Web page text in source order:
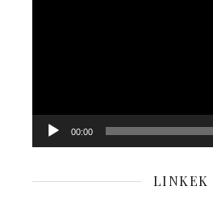
00:00
LINKEK